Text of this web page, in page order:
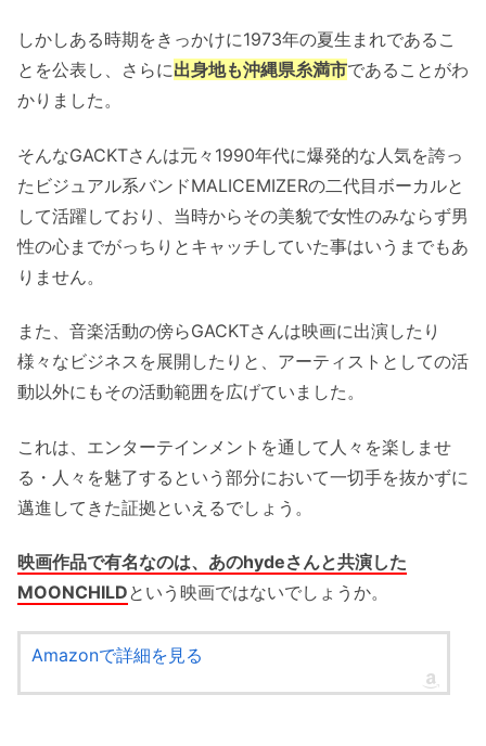
しかしある時期をきっかけに1973年の夏生まれであるこ
とを公表し、さらに出身地も沖縄県糸満市であることがわ
かりました。
そんなGACKTさんは元々1990年代に爆発的な人気を誇っ
たビジュアル系バンドMALICEMIZERの二代目ボーカルと
して活躍しており、当時からその美貌で女性のみならず男
性の心までがっちりとキャッチしていた事はいうまでもあ
りません。
また、音楽活動の傍らGACKTさんは映画に出演したり
様々なビジネスを展開したりと、アーティストとしての活
動以外にもその活動範囲を広げていました。
これは、エンターテインメントを通して人々を楽しませ
る・人々を魅了するという部分において一切手を抜かずに
邁進してきた証拠といえるでしょう。
映画作品で有名なのは、あのhydeさんと共演した
MOONCHILDという映画ではないでしょうか。
Amazonで詳細を見る